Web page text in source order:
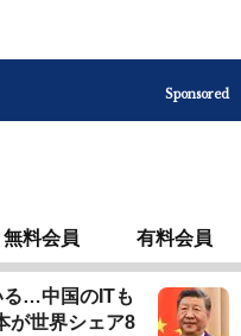
Sponsored
無料会員 有料会員
る…中国のITも
が世界シェア8